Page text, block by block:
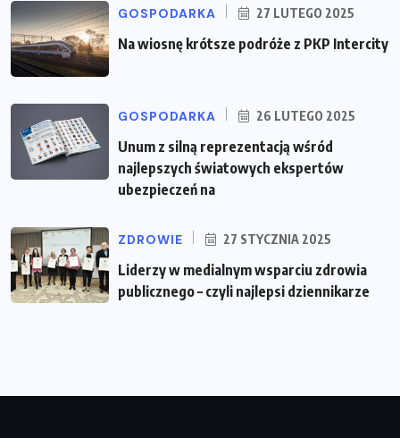
GOSPODARKA 27 LUTEGO 2025
Na wiosnę krótsze podróże z PKP Intercity
GOSPODARKA 26 LUTEGO 2025
Unum z silną reprezentacją wśród
najlepszych światowych ekspertów
ubezpieczeń na
ZDROWIE 27 STYCZNIA 2025
Liderzy w medialnym wsparciu zdrowia
publicznego – czyli najlepsi dziennikarze